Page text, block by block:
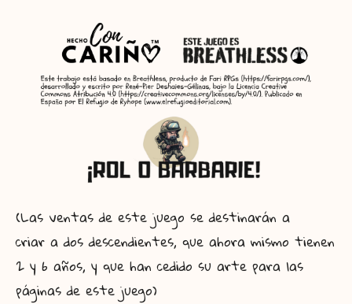
(Las ventas de este juego se destinarán a
criar a dos descendientes, que ahora mismo tienen
2 y 6 años, y que han cedido su arte para las
páginas de este juego)